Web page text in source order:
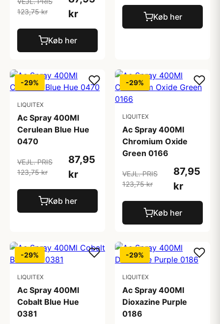
123,75 kr
kr
Køb her
Køb her
-29%
LIQUITEX
Ac Spray 400Ml
Cerulean Blue Hue
0470
VEJL. PRIS
123,75 kr
87,95
kr
Køb her
-29%
LIQUITEX
Ac Spray 400Ml
Chromium Oxide
Green 0166
VEJL. PRIS
123,75 kr
87,95
kr
Køb her
-29%
LIQUITEX
Ac Spray 400Ml
Cobalt Blue Hue
0381
-29%
LIQUITEX
Ac Spray 400Ml
Dioxazine Purple
0186